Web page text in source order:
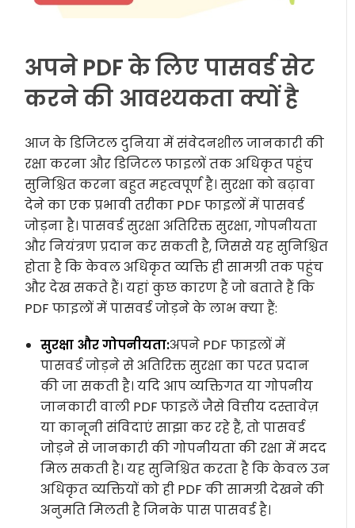
अपने PDF के लिए पासवर्ड सेट
करने की आवश्यकता क्यों है
आज के डिजिटल दुनिया में संवेदनशील जानकारी की
रक्षा करना और डिजिटल फाइलों तक अधिकृत पहुंच
सुनिश्चित करना बहुत महत्वपूर्ण है। सुरक्षा को बढ़ावा
देने का एक प्रभावी तरीका PDF फाइलों में पासवर्ड
जोड़ना है। पासवर्ड सुरक्षा अतिरिक्त सुरक्षा, गोपनीयता
और नियंत्रण प्रदान कर सकती है, जिससे यह सुनिश्चित
होता है कि केवल अधिकृत व्यक्ति ही सामग्री तक पहुंच
और देख सकते हैं। यहां कुछ कारण हैं जो बताते हैं कि
PDF फाइलों में पासवर्ड जोड़ने के लाभ क्या हैं:
सुरक्षा और गोपनीयता:अपने PDF फाइलों में
पासवर्ड जोड़ने से अतिरिक्त सुरक्षा का परत प्रदान
की जा सकती है। यदि आप व्यक्तिगत या गोपनीय
जानकारी वाली PDF फाइलें जैसे वित्तीय दस्तावेज़
या कानूनी संविदाएं साझा कर रहे हैं, तो पासवर्ड
जोड़ने से जानकारी की गोपनीयता की रक्षा में मदद
मिल सकती है। यह सुनिश्चित करता है कि केवल उन
अधिकृत व्यक्तियों को ही PDF की सामग्री देखने की
अनुमति मिलती है जिनके पास पासवर्ड है।